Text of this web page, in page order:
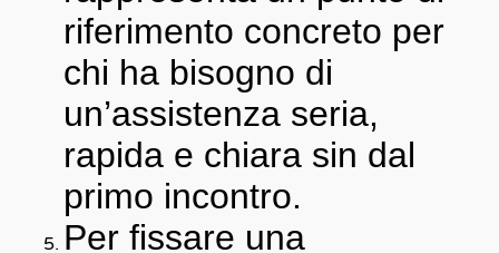
riferimento concreto per
chi ha bisogno di
un’assistenza seria,
rapida e chiara sin dal
primo incontro.
Per fissare una